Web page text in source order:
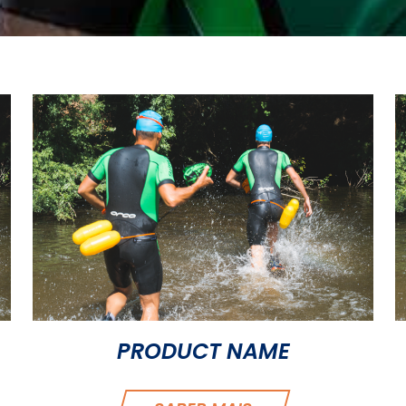
PRODUCT NAME